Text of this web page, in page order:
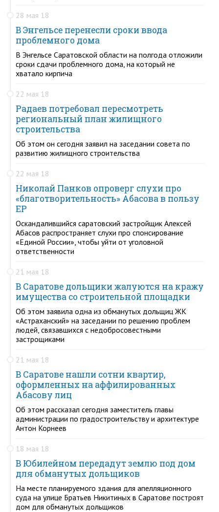
28 мая 18
В Энгельсе перенесли сроки ввода
проблемного дома
В Энгельсе Саратовской области на полгода отложили
сроки сдачи проблемного дома, на который не
хватало кирпича
22 мая 18
Радаев потребовал пересмотреть
региональный план жилищного
строительства
Об этом он сегодня заявил на заседании совета по
развитию жилищного строительства
22 мая 18
Николай Панков опроверг слухи про
«благотворительность» Абасова в пользу
ЕР
Оскандалившийся саратовский застройщик Алексей
Абасов распространяет слухи про спонсирование
«Единой России», чтобы уйти от уголовной
ответственности
21 мая 18
В Саратове дольщики жалуются на кражу
имущества со строительной площадки
Об этом заявила одна из обманутых дольщиц ЖК
«Астраханский» на заседании по решению проблем
людей, связавшихся с недобросовестными
застрощиками
21 мая 18
В Саратове нашли сотни квартир,
оформленных на аффилированных
Абасову лиц
Об этом рассказал сегодня заместитель главы
администрации по градостроительству и архитектуре
Антон Корнеев
18 мая 18
В Юбилейном передадут землю под дом
для обманутых дольщиков
На месте планируемого здания для апелляционного
суда на улице Братьев Никитиных в Саратове построят
дом для обманутых дольщиков